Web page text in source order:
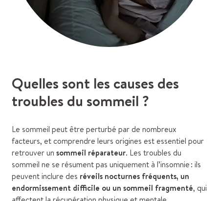
Quelles sont les causes des
troubles du sommeil ?
Le sommeil peut être perturbé par de nombreux
facteurs, et comprendre leurs origines est essentiel pour
retrouver un sommeil réparateur. Les troubles du
sommeil ne se résument pas uniquement à l’insomnie : ils
peuvent inclure des réveils nocturnes fréquents, un
endormissement difficile ou un sommeil fragmenté, qui